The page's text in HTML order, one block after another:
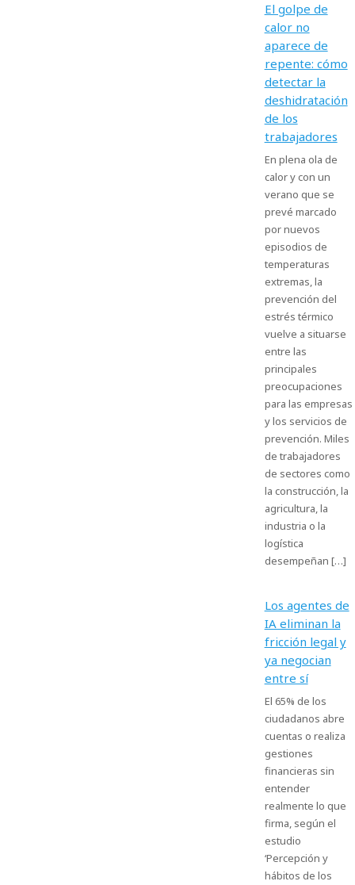
El golpe de
calor no
aparece de
repente: cómo
detectar la
deshidratación
de los
trabajadores
En plena ola de
calor y con un
verano que se
prevé marcado
por nuevos
episodios de
temperaturas
extremas, la
prevención del
estrés térmico
vuelve a situarse
entre las
principales
preocupaciones
para las empresas
y los servicios de
prevención. Miles
de trabajadores
de sectores como
la construcción, la
agricultura, la
industria o la
logística
desempeñan […]
Los agentes de
IA eliminan la
fricción legal y
ya negocian
entre sí
El 65% de los
ciudadanos abre
cuentas o realiza
gestiones
financieras sin
entender
realmente lo que
firma, según el
estudio
‘Percepción y
hábitos de los